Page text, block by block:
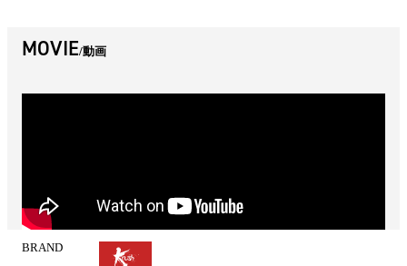
MOVIE 動画
BRAND